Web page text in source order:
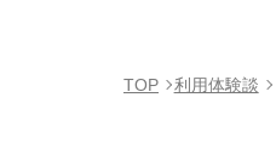
TOP 利用体験談